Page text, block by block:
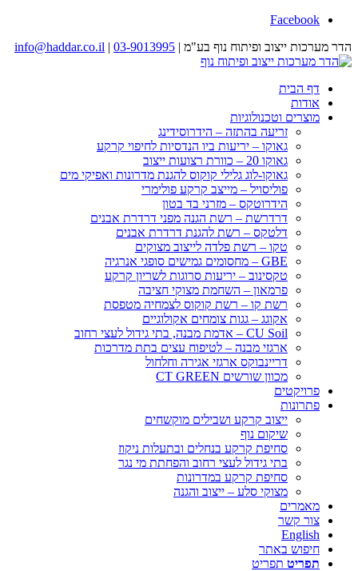
Facebook
הדר מערכות ייצוב ופיתוח נוף בע"מ | 03-9013995
|
info@haddar.co.il
דף הבית
אודות
מוצרים וטכנולוגיות
זריעה בהתזה – הידרוסידינג
גאוקו – יריעות ביו הנדסיות לחיפוי קרקע
גאוקו 20 – כוורת רצועות ייצוב
גאוקו-לוג גלילי קוקוס להגנת מדרונות ואפיקי מים
פוליסויל – מייצב קרקע פולימרי
הידרוטקס – מזרני בד בטון
דרדרשת – רשת הגנה מפני דרדרת אבנים
דלטקס – רשת להגנת דרדרת אבנים
טקו – רשת פלדה לייצוב מצוקים
GBE – מחסומים גמישים סופגי אנרגיה
טקסינוב – יריעות סרוגות לשריון קרקע
פרמאון – השחמת מצוקי חציבה
רשת קו – רשת קוקוס לצמחיה מטפסת
אקוגג – גגות צומחים אקולוגיים
CU Soil – אדמת מבנה, בתי גידול לעצי רחוב
ארגזי מבנה – לטיפוח עצים בתת מדרכות
דריינבוקס ארגזי אגירה וחלחול
מכוון שורשים CT GREEN
פרויקטים
פתרונות
ייצוב קרקע ושבילים מוקשחים
שיקום נוף
סחיפת קרקע בנחלים ובתעלות ניקוז
בתי גידול לעצי רחוב והפחתת מי נגר
סחיפת קרקע במדרונות
מצוקי סלע – ייצוב והגנה
מאמרים
צור קשר
English
חיפוש באתר
תפריט תפריט